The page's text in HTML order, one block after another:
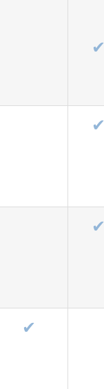
✔
✔
✔
✔